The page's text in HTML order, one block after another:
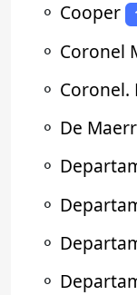
⚬ Cooper
⚬ Coronel
⚬ Coronel.
⚬ De
⚬
⚬
⚬
⚬